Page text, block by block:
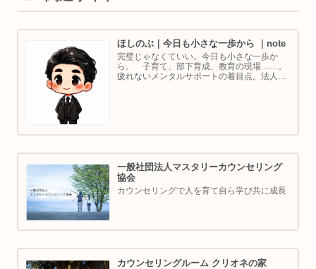
ほしのぶ｜今日も小さな一歩から ｜note
完璧じゃなくていい。今日も小さな一歩か
ら。 子育て、部下育成、教育の現場……。
疲れないメンタルサポートの着目点。法人代
一般社団法人マスタリーカウンセリング
協会
カウンセリングで人を育て自ら学び共に成長
カウンセリングルーム クリオネの家